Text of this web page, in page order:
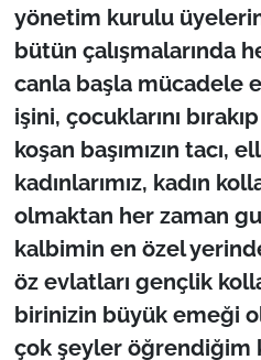
yönetim kurulu
bütün çalışmalarında
canla başla mücadele
işini, çocuklarını
koşan başımızın tacı,
kadınlarımız, kadın
olmaktan her zaman
kalbimin en özel
öz evlatları gençlik
birinizin büyük emeği
çok şeyler öğrendiğim